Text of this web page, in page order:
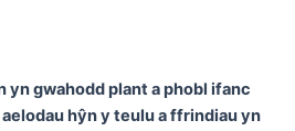
yn gwahodd plant a phobl ifanc
hŷn y teulu a ffrindiau yn